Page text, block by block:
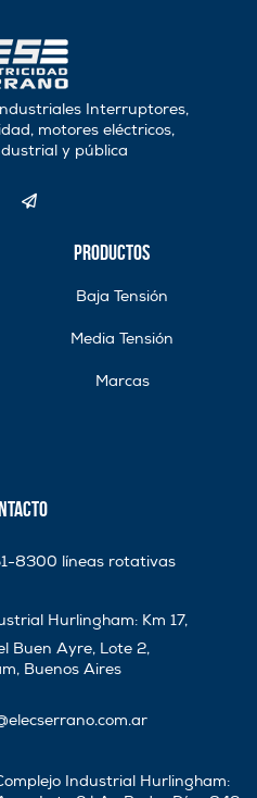
Interruptores,
motores eléctricos,
y pública
Productos
Baja Tensión
Media Tensión
Marcas
8300 líneas rotativas
Hurlingham: Km 17,
Buen Ayre, Lote 2,
Buenos Aires
Industrial Hurlingham: